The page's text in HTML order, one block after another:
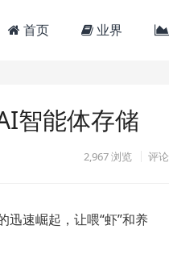
首页 业界
智能体存储
2,967浏览 评论
速崛起，让喂“虾”和养